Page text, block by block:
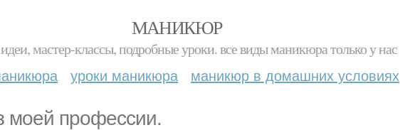
МАНИКЮР
мастер-классы, подробные уроки. все виды маникюра только у нас
уроки маникюра маникюр в домашних условиях
моей профессии.